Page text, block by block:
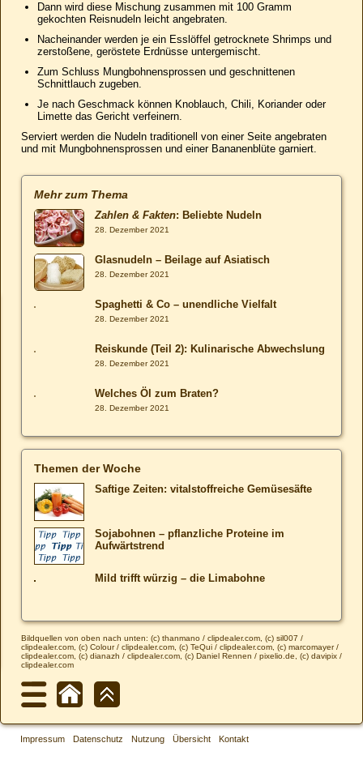
Dann wird diese Mischung zusammen mit 100 Gramm
gekochten Reisnudeln leicht angebraten.
Nacheinander werden je ein Esslöffel getrocknete Shrimps und
zerstoßene, geröstete Erdnüsse untergemischt.
Zum Schluss Mungbohnensprossen und geschnittenen
Schnittlauch zugeben.
Je nach Geschmack können Knoblauch, Chili, Koriander oder
Limette das Gericht verfeinern.
Serviert werden die Nudeln traditionell von einer Seite angebraten
und mit Mungbohnensprossen und einer Bananenblüte garniert.
Mehr zum Thema
Zahlen & Fakten: Beliebte Nudeln
28. Dezember 2021
Glasnudeln – Beilage auf Asiatisch
28. Dezember 2021
Spaghetti & Co – unendliche Vielfalt
28. Dezember 2021
Reiskunde (Teil 2): Kulinarische Abwechslung
28. Dezember 2021
Welches Öl zum Braten?
28. Dezember 2021
Themen der Woche
Saftige Zeiten: vitalstoffreiche Gemüsesäfte
Sojabohnen – pflanzliche Proteine im
Aufwärtstrend
Mild trifft würzig – die Limabohne
Bildquellen von oben nach unten: (c) thanmano / clipdealer.com, (c) sil007 /
clipdealer.com, (c) Colour / clipdealer.com, (c) TeQui / clipdealer.com, (c) marcomayer /
clipdealer.com, (c) dianazh / clipdealer.com, (c) Daniel Rennen / pixelio.de, (c) davipix /
clipdealer.com
Impressum Datenschutz Nutzung Übersicht Kontakt